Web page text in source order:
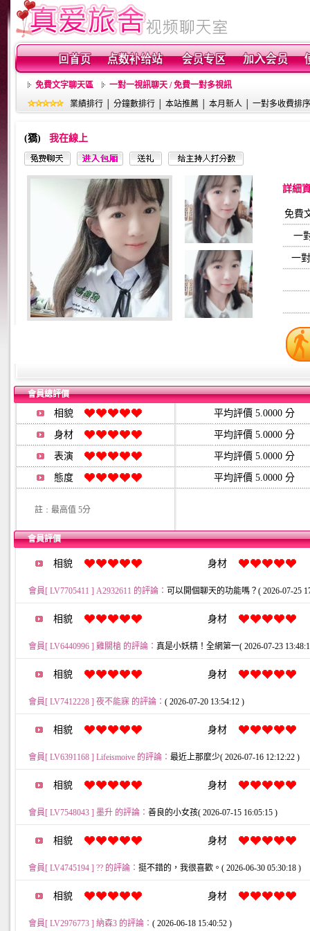
免費文字聊天區
一對一視訊聊天 / 免費一對多視訊
業績排行
分鐘數排行 本站推薦 本月新人 一對多收費排序
(獢) 我在線上
詳細
免費
一
一
會員總評價
相貌 平均評價 5.0000 分
身材 平均評價 5.0000 分
表演 平均評價 5.0000 分
態度 平均評價 5.0000 分
註﹕最高值 5分
會員評價
相貌 身材
會員[ LV7705411 ] A2932611 的評論： 可以開個聊天的功能嗎？( 2026-07-25
相貌 身材
會員[ LV6440996 ] 雞關槍 的評論： 真是小妖精！全網第一( 2026-07-23
相貌 身材
會員[ LV7412228 ] 夜不能寐 的評論： ( 2026-07-20 13:54:12 )
相貌 身材
會員[ LV6391168 ] Lifeismoive 的評論： 最近上那麼少( 2026-07-16 12:12:22 )
相貌 身材
會員[ LV7548043 ] 墨升 的評論： 善良的小女孩( 2026-07-15 16:05:15 )
相貌 身材
會員[ LV4745194 ] ?? 的評論： 挺不錯的，我很喜歡。( 2026-06-30 05:30:18 )
相貌 身材
會員[ LV2976773 ] 納森3 的評論： ( 2026-06-18 15:40:52 )